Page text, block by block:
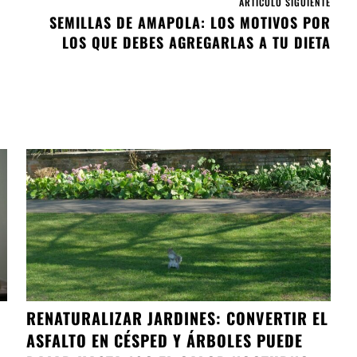
SEMILLAS DE AMAPOLA: LOS MOTIVOS POR
LOS QUE DEBES AGREGARLAS A TU DIETA
RENATURALIZAR JARDINES: CONVERTIR EL
ASFALTO EN CÉSPED Y ÁRBOLES PUEDE